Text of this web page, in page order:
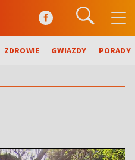
ZDROWIE GWIAZDY PORADY